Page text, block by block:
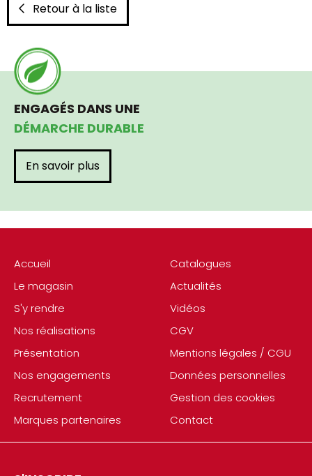
Retour à la liste
Accueil
Le magasin
S'y rendre
Nos réalisations
Présentation
Nos engagements
Recrutement
Marques partenaires
Catalogues
Actualités
Vidéos
CGV
Mentions légales / CGU
Données personnelles
Gestion des cookies
Contact
ENGAGÉS DANS UNE
DÉMARCHE DURABLE
En savoir plus